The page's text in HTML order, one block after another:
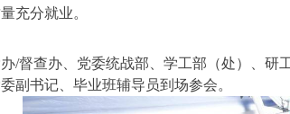
充分就业。
/督查办、党委统战部、学工部（处）、研
副书记、毕业班辅导员到场参会。